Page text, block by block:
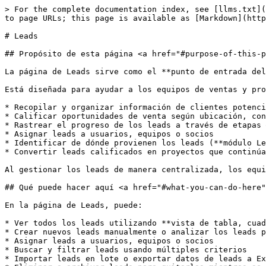
> For the complete documentation index, see [llms.txt](https://docs.solarvis.co/llms.txt). Markdown versions of documentation pages are available by appending `.md` to page URLs; this page is available as [Markdown](https://docs.solarvis.co/documentation/es/crm-and-project-management/leads.md).

# Leads

## Propósito de esta página <a href="#purpose-of-this-page" id="purpose-of-this-page"></a>

La página de Leads sirve como el **punto de entrada del proceso de ventas y calificación** en solarVis.

Está diseñada para ayudar a los equipos de ventas y proyectos a:

* Recopilar y organizar información de clientes potenciales
* Calificar oportunidades de venta según ubicación, consumo energético y tipo de sistema
* Rastrear el progreso de los leads a través de etapas de ventas definidas
* Asignar leads a usuarios, equipos o socios
* Identificar de dónde provienen los leads (**módulo Lead Generator o ingreso manual**)
* Convertir leads calificados en proyectos que continúan en los flujos de trabajo de diseño y propuesta

Al gestionar los leads de manera centralizada, los equipos mantienen visibilidad, consistencia y trazabilidad en todas las interacciones iniciales con los clientes.

## Qué puede hacer aquí <a href="#what-you-can-do-here" id="what-you-can-do-here"></a>

En la página de Leads, puede:

* Ver todos los leads utilizando **vista de tabla, cuadrícula o kanban**
* Crear nuevos leads manualmente o analizar los leads provenientes del Lead Generator
* Asignar leads a usuarios, equipos o socios
* Buscar y filtrar leads usando múltiples criterios
* Importar leads en lote o exportar datos de leads a Excel
* Eliminar o archivar leads para quitarlos mientras se preservan todos los registros relacionados
* Abrir registros detallados de leads para revisión y agregar actividades, notas y documentos
* Convertir leads calificados en proyectos

## Cómo funcionan los Leads <a href="#how-leads-work" id="how-leads-work"></a>

Los leads pueden crearse de varias maneras dentro de solarVis:

* **Creación manual** por parte de los usuarios desde la página de Leads
* **Creación automática** mediante integración, denominada **módulo solarVis Lead Generator** incrustado en los sitios web de la empresa

Cada lead incluye información esencial como ubicación, tipo de instalación, tipo de conexión a red, datos de contacto, datos de consumo energético e intereses de sistema opcionales.

### Identificación de la fuente del Lead <a href="#lead-source-identification" id="lead-source-identification"></a>

Cada lead tiene un valor de **Fuente** que indica cómo fue creado.

Esta información es visible en la **columna Fuente**.

Las fuentes de leads disponibles incluyen:

* **Company LeadGen**

  Los leads se generan automáticamente a través del módulo solarVis Lead Generator en el sitio web de la empresa.
* **Manual (Entidades)**

  Los leads son creados manualmente por usuarios internos o equipos directamente dentro de la plataforma.

Esta distinción ayuda a los equipos a comprender el origen del lead, evaluar la calidad del lead y analizar el rendimiento a través de diferentes canales de adquisición.

## Estructura de la página de Leads <a href="#leads-page-structure" id="leads-page-structure"></a>

Describe cómo se organizan, visualizan, filtran y